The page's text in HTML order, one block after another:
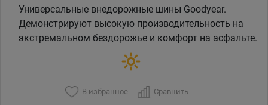
Универсальные внедорожные шины Goodyear.
Демонстрируют высокую производительность на
экстремальном бездорожье и комфорт на асфальте.
В избранное Сравнить